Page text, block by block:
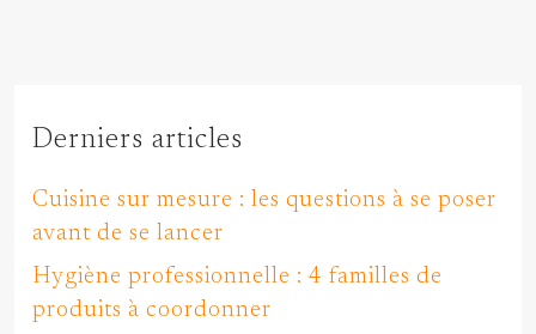
Derniers articles
Cuisine sur mesure : les questions à se poser
avant de se lancer
Hygiène professionnelle : 4 familles de
produits à coordonner